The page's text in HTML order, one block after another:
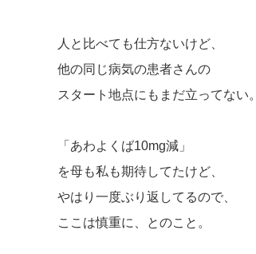
人と比べても仕方ないけど、
他の同じ病気の患者さんの
スタート地点にもまだ立ってない。
「あわよくば10mg減」
を母も私も期待してたけど、
やはり一度ぶり返してるので、
ここは慎重に、とのこと。